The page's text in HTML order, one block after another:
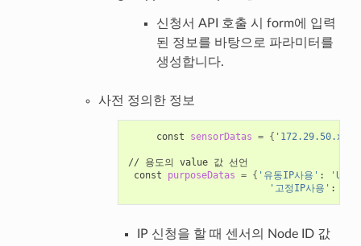
신청서 API 호출 시 form에 입력
된 정보를 바탕으로 파라미터를
생성합니다.
사전 정의한 정보
     const
sensorDatas = { '172.29.50.xx'
// 용도의 value 값 선언
const purposeDatas = { '유동IP사용' :
'고정IP사용' :
IP 신청을 할 때 센서의 Node ID 값